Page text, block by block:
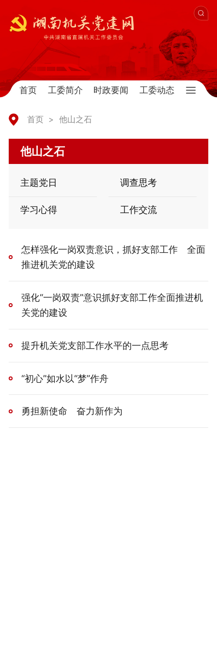
首页 工委简介 时政要闻 工委动态
首页 > 他山之石
他山之石
主题党日 调查思考
学习心得 工作交流
怎样强化一岗双责意识，抓好支部工作 全面
推进机关党的建设
强化“一岗双责”意识抓好支部工作全面推进机
关党的建设
提升机关党支部工作水平的一点思考
“初心”如水以“梦”作舟
勇担新使命 奋力新作为